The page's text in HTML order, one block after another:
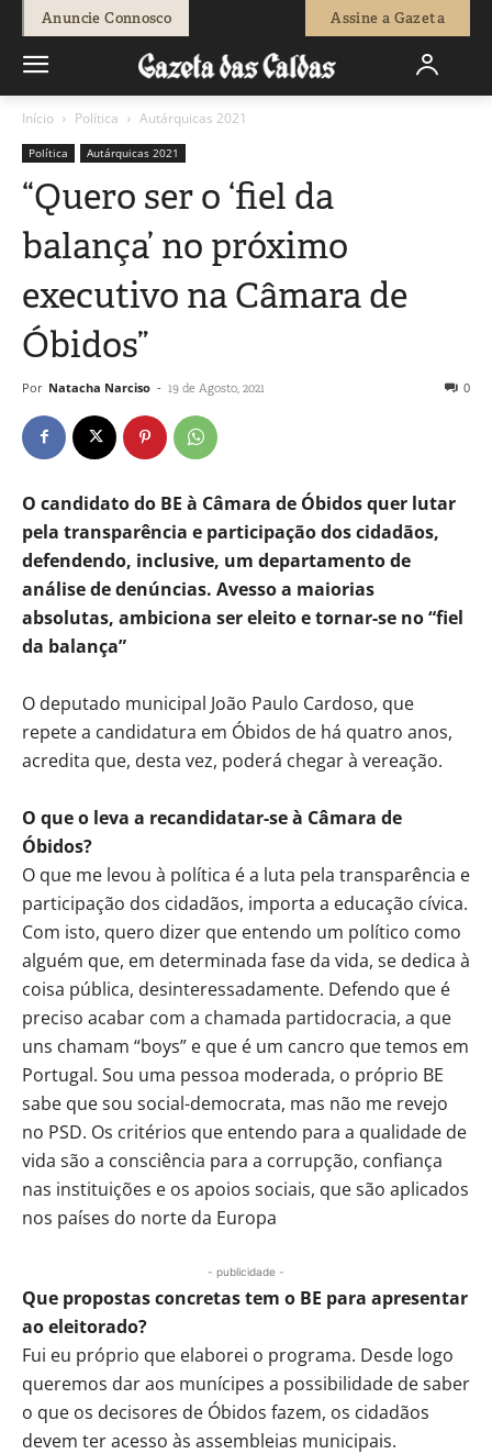
Anuncie Connosco Assine a Gazeta
Início Política Autárquicas 2021
Política Autárquicas 2021
“Quero ser o ‘fiel da
balança’ no próximo
executivo na Câmara de
Óbidos”
Por Natacha Narciso - 19 de Agosto, 2021 0
O candidato do BE à Câmara de Óbidos quer lutar
pela transparência e participação dos cidadãos,
defendendo, inclusive, um departamento de
análise de denúncias. Avesso a maiorias
absolutas, ambiciona ser eleito e tornar-se no “fiel
da balança”
O deputado municipal João Paulo Cardoso, que
repete a candidatura em Óbidos de há quatro anos,
acredita que, desta vez, poderá chegar à vereação.
O que o leva a recandidatar-se à Câmara de
Óbidos?
O que me levou à política é a luta pela transparência e
participação dos cidadãos, importa a educação cívica.
Com isto, quero dizer que entendo um político como
alguém que, em determinada fase da vida, se dedica à
coisa pública, desinteressadamente. Defendo que é
preciso acabar com a chamada partidocracia, a que
uns chamam “boys” e que é um cancro que temos em
Portugal. Sou uma pessoa moderada, o próprio BE
sabe que sou social-democrata, mas não me revejo
no PSD. Os critérios que entendo para a qualidade de
vida são a consciência para a corrupção, confiança
nas instituições e os apoios sociais, que são aplicados
nos países do norte da Europa
- publicidade -
Que propostas concretas tem o BE para apresentar
ao eleitorado?
Fui eu próprio que elaborei o programa. Desde logo
queremos dar aos munícipes a possibilidade de saber
o que os decisores de Óbidos fazem, os cidadãos
devem ter acesso às assembleias municipais.